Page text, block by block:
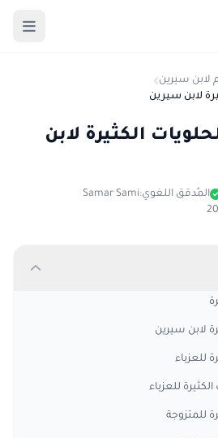
لابن سيرين
لابن سيرين
الكثيرة لابن
المُدقق اللغوي:Samar Sami
لابن سيرين
للعزباء
للعزباء
للمتزوجة